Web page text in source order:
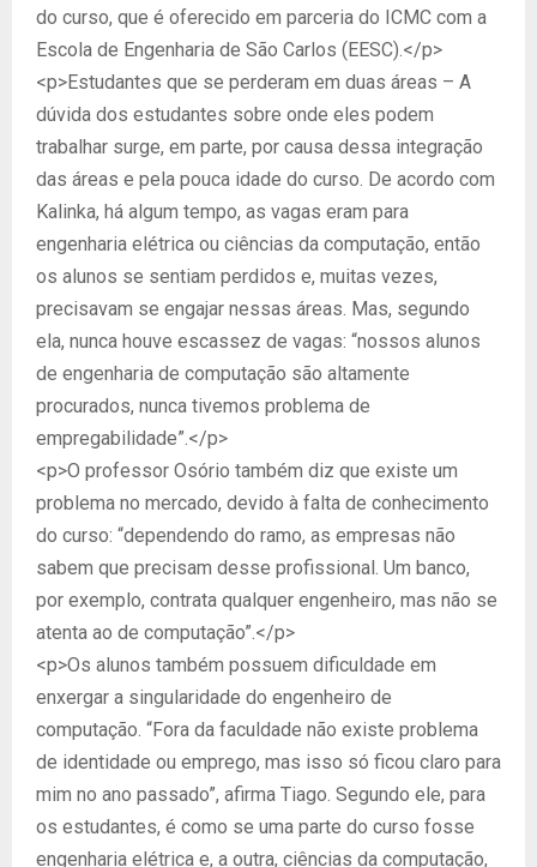
do curso, que é oferecido em parceria do ICMC com a
Escola de Engenharia de São Carlos (EESC).</p>
<p>Estudantes que se perderam em duas áreas – A
dúvida dos estudantes sobre onde eles podem
trabalhar surge, em parte, por causa dessa integração
das áreas e pela pouca idade do curso. De acordo com
Kalinka, há algum tempo, as vagas eram para
engenharia elétrica ou ciências da computação, então
os alunos se sentiam perdidos e, muitas vezes,
precisavam se engajar nessas áreas. Mas, segundo
ela, nunca houve escassez de vagas: “nossos alunos
de engenharia de computação são altamente
procurados, nunca tivemos problema de
empregabilidade”.</p>
<p>O professor Osório também diz que existe um
problema no mercado, devido à falta de conhecimento
do curso: “dependendo do ramo, as empresas não
sabem que precisam desse profissional. Um banco,
por exemplo, contrata qualquer engenheiro, mas não se
atenta ao de computação”.</p>
<p>Os alunos também possuem dificuldade em
enxergar a singularidade do engenheiro de
computação. “Fora da faculdade não existe problema
de identidade ou emprego, mas isso só ficou claro para
mim no ano passado”, afirma Tiago. Segundo ele, para
os estudantes, é como se uma parte do curso fosse
engenharia elétrica e, a outra, ciências da computação,